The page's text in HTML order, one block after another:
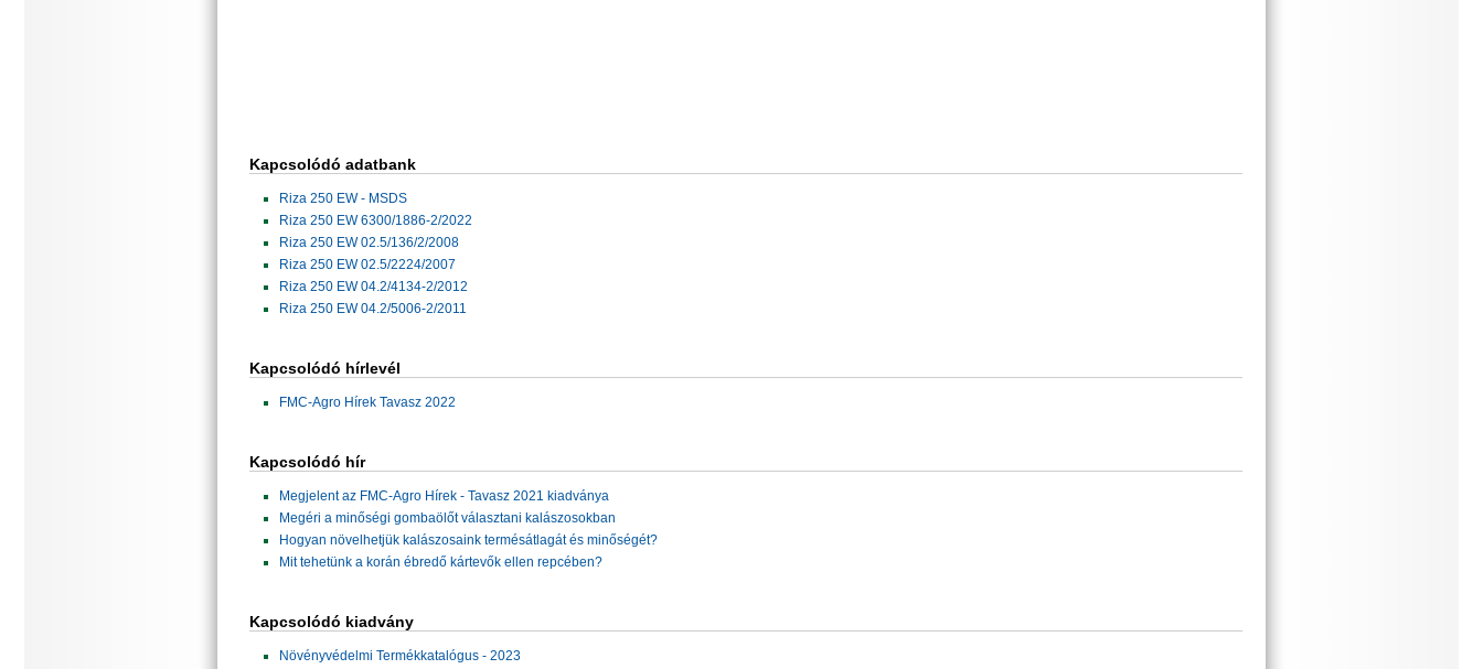
Kapcsolódó adatbank
Riza 250 EW - MSDS
Riza 250 EW 6300/1886-2/2022
Riza 250 EW 02.5/136/2/2008
Riza 250 EW 02.5/2224/2007
Riza 250 EW 04.2/4134-2/2012
Riza 250 EW 04.2/5006-2/2011
Kapcsolódó hírlevél
FMC-Agro Hírek Tavasz 2022
Kapcsolódó hír
Megjelent az FMC-Agro Hírek - Tavasz 2021 kiadványa
Megéri a minőségi gombaölőt választani kalászosokban
Hogyan növelhetjük kalászosaink termésátlagát és minőségét?
Mit tehetünk a korán ébredő kártevők ellen repcében?
Kapcsolódó kiadvány
Növényvédelmi Termékkatalógus - 2023